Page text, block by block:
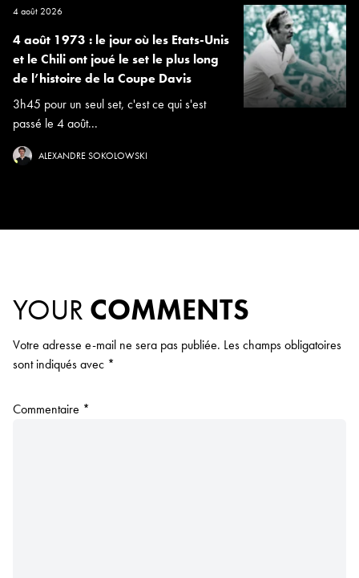
4 août 2026
4 août 1973 : le jour où les Etats-Unis
et le Chili ont joué le set le plus long
de l’histoire de la Coupe Davis
3h45 pour un seul set, c'est ce qui s'est
passé le 4 août...
ALEXANDRE SOKOLOWSKI
YOUR COMMENTS
Votre adresse e-mail ne sera pas publiée. Les champs obligatoires
sont indiqués avec *
Commentaire *